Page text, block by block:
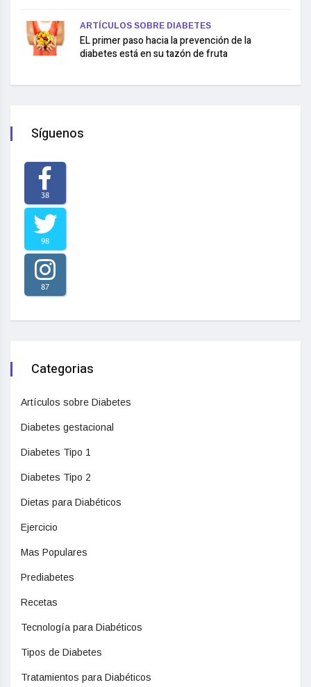
ARTÍCULOS SOBRE DIABETES
EL primer paso hacia la prevención de la
diabetes está en su tazón de fruta
Síguenos
38
98
87
Categorias
Artículos sobre Diabetes
Diabetes gestacional
Diabetes Tipo 1
Diabetes Tipo 2
Dietas para Diabéticos
Ejercicio
Mas Populares
Prediabetes
Recetas
Tecnología para Diabéticos
Tipos de Diabetes
Tratamientos para Diabéticos